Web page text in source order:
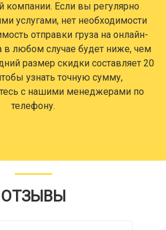
компании. Если вы регулярно
услугами, нет необходимости
отправки груза на онлайн-
в любом случае будет ниже, чем
размер скидки составляет 20
узнать точную сумму,
с нашими менеджерами по
телефону.
ОТЗЫВЫ